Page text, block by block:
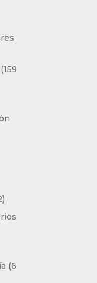
159
2
productos
6